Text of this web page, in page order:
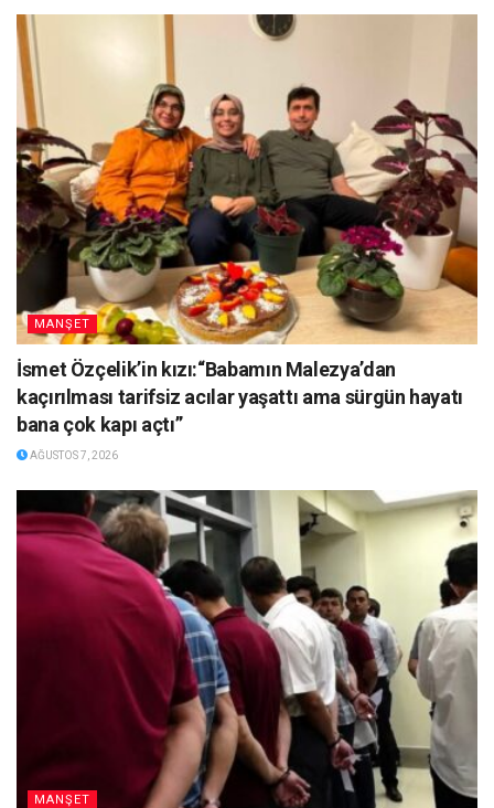
MANŞET
İsmet Özçelik’in kızı:“Babamın Malezya’dan
kaçırılması tarifsiz acılar yaşattı ama sürgün hayatı
bana çok kapı açtı”
AĞUSTOS 7, 2026
MANŞET